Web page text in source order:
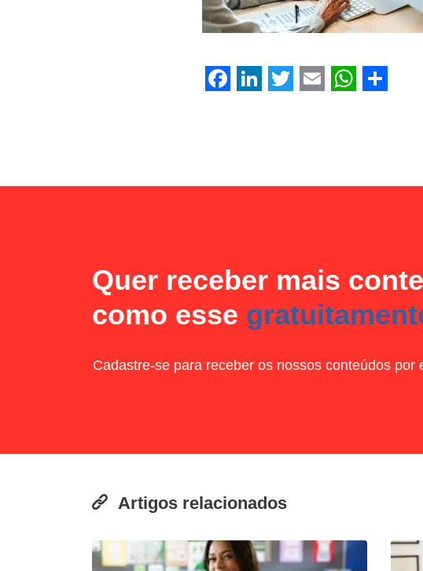
Quer receber mais
como esse
Cadastre-se para receber os nossos conteúdos por
Artigos relacionados